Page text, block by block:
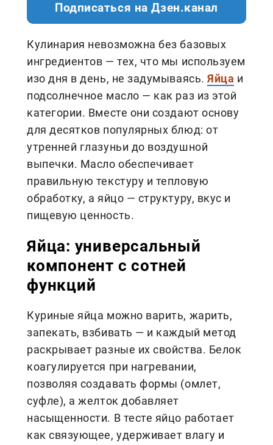
Подписаться на Дзен.канал
Кулинария невозможна без базовых
ингредиентов — тех, что мы используем
изо дня в день, не задумываясь.Яйца и
подсолнечное масло — как раз из этой
категории. Вместе они создают основу
для десятков популярных блюд: от
утренней глазуньи до воздушной
выпечки. Масло обеспечивает
правильную текстуру и тепловую
обработку, а яйцо — структуру, вкус и
пищевую ценность.
Яйца: универсальный
компонент с сотней
функций
Куриные яйца можно варить, жарить,
запекать, взбивать — и каждый метод
раскрывает разные их свойства. Белок
коагулируется при нагревании,
позволяя создавать формы (омлет,
суфле), а желток добавляет
насыщенности. В тесте яйцо работает
как связующее, удерживает влагу и